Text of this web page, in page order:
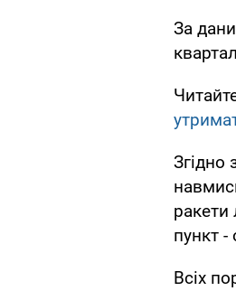
За
Згідно
ракети
пункт -
Всіх